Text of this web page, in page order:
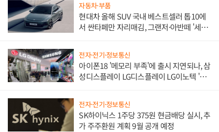
자동차·부품
현대차 올해 SUV 국내 베스트셀러 톱10에
서 싼타페만 자리매김, 그랜저·아반떼 '세단
전자·전기·정보통신
아이폰18 '메모리 부족'에 출시 지연되나, 삼
성디스플레이 LG디스플레이 LG이노텍 '탈
전자·전기·정보통신
SK하이닉스 1주당 375원 현금배당 실시, 추
가 주주환원 계획 9월 공개 예정